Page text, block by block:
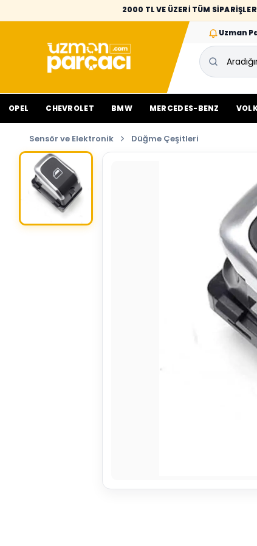
2000 TL VE ÜZERİ TÜM
Uzman
OPEL CHEVROLET BMW MERCEDES-BENZ
Sensör ve Elektronik Düğme Çeşitleri